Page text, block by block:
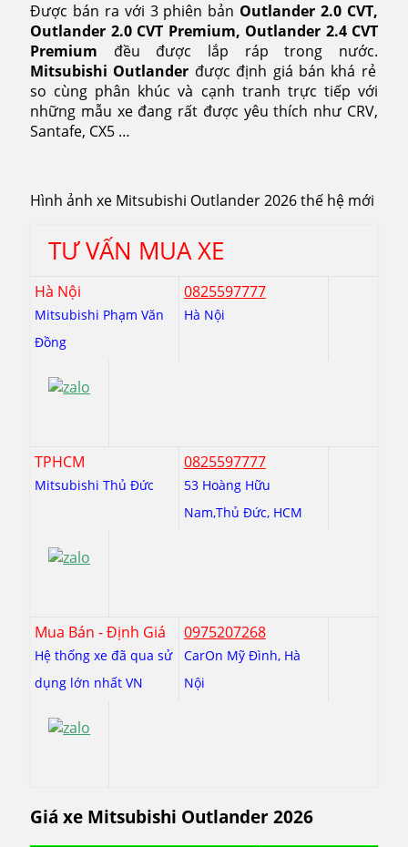
Được bán ra với 3 phiên bản Outlander 2.0 CVT,
Outlander 2.0 CVT Premium, Outlander 2.4 CVT
Premium đều được lắp ráp trong nước.
Mitsubishi Outlander được định giá bán khá rẻ
so cùng phân khúc và cạnh tranh trực tiếp với
những mẫu xe đang rất được yêu thích như CRV,
Santafe, CX5 …
Hình ảnh xe Mitsubishi Outlander 2026 thế hệ mới
TƯ VẤN MUA XE
Hà Nội
Mitsubishi Phạm Văn
Đồng
0825597777
Hà Nội
TPHCM
Mitsubishi Thủ Đức
0825597777
53 Hoàng Hữu
Nam,Thủ Đức, HCM
Mua Bán - Định Giá
Hệ thống xe đã qua sử
dụng lớn nhất VN
0975207268
CarOn Mỹ Đình, Hà
Nội
Giá xe Mitsubishi Outlander 2026